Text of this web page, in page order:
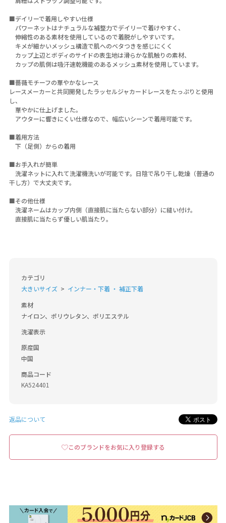
■デイリーで着用しやすい仕様
パワーネットはナチュラルな補整力でデイリーで着けやすく、
伸縮性のある素材を使用しているので着脱がしやすいです。
キメが細かいメッシュ構造で肌へのベタつきを感じにくく
カップ上辺とボディのサイドの表生地は滑らかな肌触りの素材、
カップの肌側は吸汗速乾機能のあるメッシュ素材を使用しています。
■薔薇モチーフの華やかなレース
レースメーカーと共同開発したラッセルジャカードレースをたっぷりと使用
し、
華やかに仕上げました。
アウターに響きにくい仕様なので、幅広いシーンで着用可能です。
■着用方法
下（足側）からの着用
■お手入れが簡単
洗濯ネットに入れて洗濯機洗いが可能です。日陰で吊り干し乾燥（普通の
干し方）で大丈夫です。
■その他仕様
洗濯ネームはカップ内側（直接肌に当たらない部分）に縫い付け。
直接肌に当たらず優しい肌当たり。
カテゴリ
大きいサイズ
インナー・下着 ・ 補正下着
素材
ナイロン、ポリウレタン、ポリエステル
洗濯表示
原産国
中国
商品コード
KA524401
返品について
このブランドをお気に入り登録する